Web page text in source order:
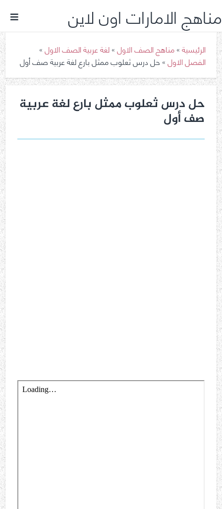
مناهج الامارات اون لاين
الرئيسية»مناهج الصف الاول»لغة عربية الصف الاول»
الفصل الاول»حل درس ثعلوب ممثل بارع لغة عربية صف أول
حل درس ثعلوب ممثل بارع لغة عربية
صف أول